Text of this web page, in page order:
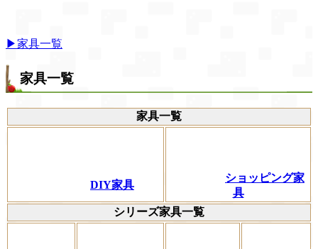
▶家具一覧
家具一覧
家具一覧
DIY家具
ショッピング家
具
シリーズ家具一覧